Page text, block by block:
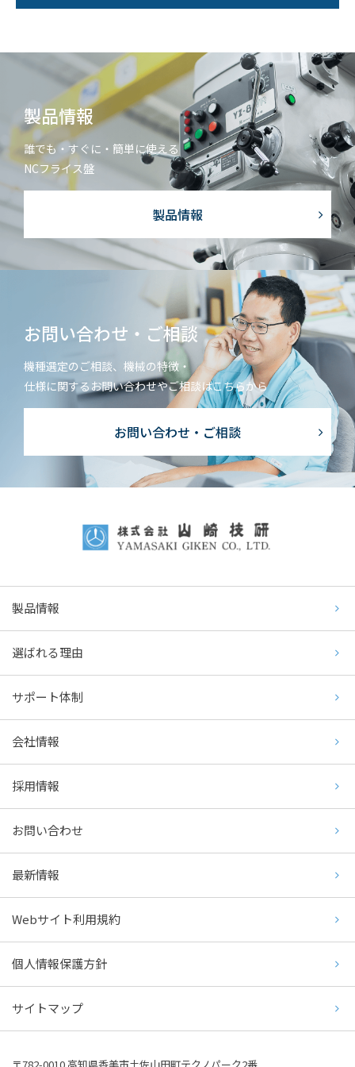
JP EN
製品情報
誰でも・すぐに・簡単に使える
NCフライス盤
製品情報
お問い合わせ・ご相談
機種選定のご相談、機械の特徴・
仕様に関するお問い合わせやご相談はこちらから
お問い合わせ・ご相談
製品情報
選ばれる理由
サポート体制
会社情報
採用情報
お問い合わせ
最新情報
Webサイト利用規約
個人情報保護方針
サイトマップ